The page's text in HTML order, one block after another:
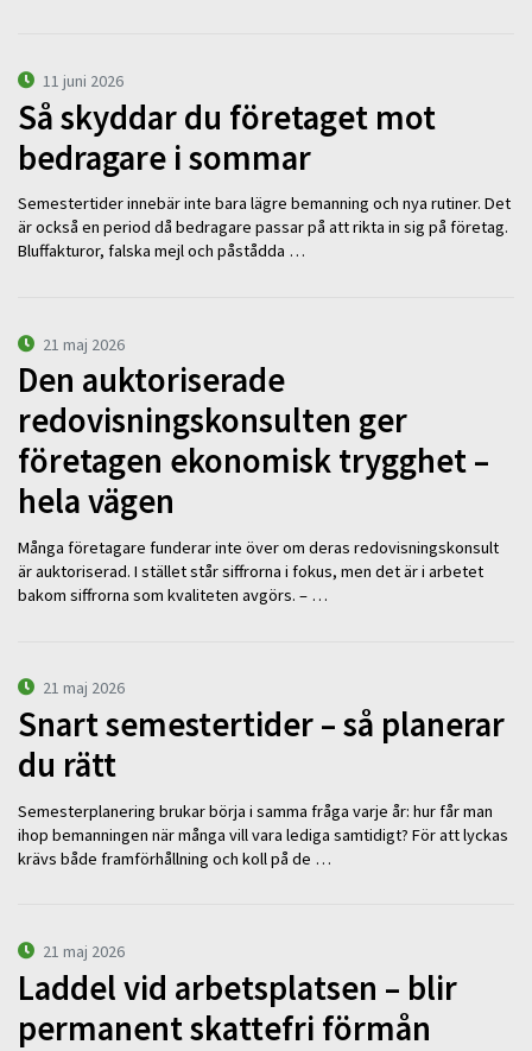
11 juni 2026
Så skyddar du företaget mot
bedragare i sommar
Semestertider innebär inte bara lägre bemanning och nya rutiner. Det
är också en period då bedragare passar på att rikta in sig på företag.
Bluffakturor, falska mejl och påstådda …
21 maj 2026
Den auktoriserade
redovisningskonsulten ger
företagen ekonomisk trygghet –
hela vägen
Många företagare funderar inte över om deras redovisningskonsult
är auktoriserad. I stället står siffrorna i fokus, men det är i arbetet
bakom siffrorna som kvaliteten avgörs. – …
21 maj 2026
Snart semestertider – så planerar
du rätt
Semesterplanering brukar börja i samma fråga varje år: hur får man
ihop bemanningen när många vill vara lediga samtidigt? För att lyckas
krävs både framförhållning och koll på de …
21 maj 2026
Laddel vid arbetsplatsen – blir
permanent skattefri förmån